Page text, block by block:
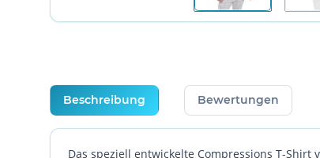
weitere Registerkarten anzeigen
Beschreibung Bewertungen
Das speziell entwickelte Compressions T-Shirt